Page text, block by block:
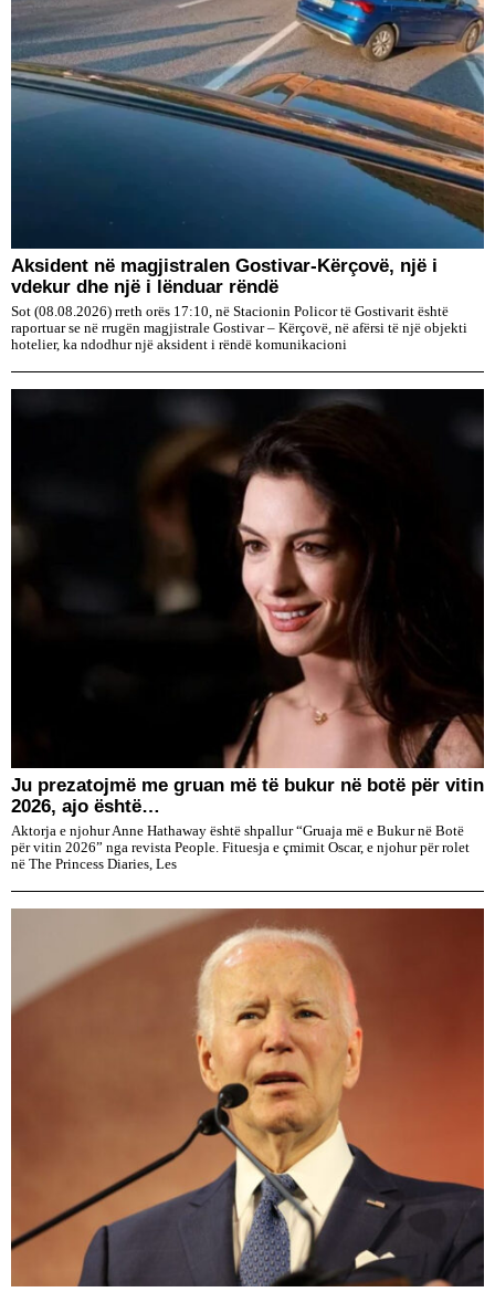
Aksident në magjistralen Gostivar-Kërçovë, një i
vdekur dhe një i lënduar rëndë
Sot (08.08.2026) rreth orës 17:10, në Stacionin Policor të Gostivarit është
raportuar se në rrugën magjistrale Gostivar – Kërçovë, në afërsi të një objekti
hotelier, ka ndodhur një aksident i rëndë komunikacioni
Ju prezatojmë me gruan më të bukur në botë për vitin
2026, ajo është…
Aktorja e njohur Anne Hathaway është shpallur “Gruaja më e Bukur në Botë
për vitin 2026” nga revista People. Fituesja e çmimit Oscar, e njohur për rolet
në The Princess Diaries, Les